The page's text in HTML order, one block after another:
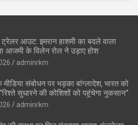
ट्रेलर आउट: इमरान हाशमी का बदले वाला
आजमी के विलेन रोल ने उड़ाए होश
adminrkm
संबोधन पर भड़का बांग्लादेश, भारत को
सुधारने की कोशिशों को पहुंचेगा नुकसान”
adminrkm